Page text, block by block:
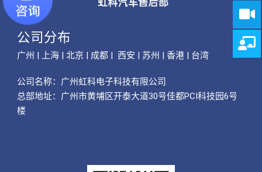
公司分布
广州 | 上海 | 北京 | 成都 | 西安 | 苏州 | 香港 | 台湾
公司名称： 广州虹科电子科技有限公司
总部地址：广州市黄埔区开泰大道30号佳都PCI科技园6号
楼